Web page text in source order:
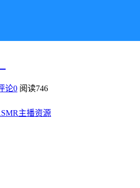
论0 阅读746
主播资源